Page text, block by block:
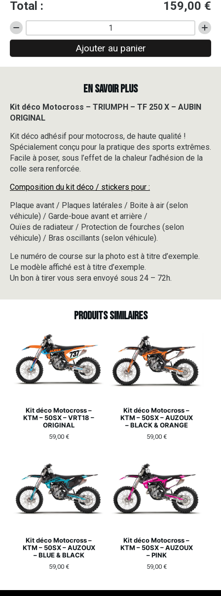
Total : 159,00 €
quantité
de
déco
Motocross
TF
250
-
AUBIN
ORIGINAL
Ajouter au panier
EN SAVOIR PLUS
Kit déco Motocross – TRIUMPH – TF 250 X – AUBIN
ORIGINAL
Kit déco adhésif pour motocross, de haute qualité !
Spécialement conçu pour la pratique des sports extrêmes.
Facile à poser, sous l’effet de la chaleur l’adhésion de la
colle sera renforcée.
Composition du kit déco / stickers pour :
Plaque avant / Plaques latérales / Boite à air (selon
véhicule) / Garde-boue avant et arrière /
Ouïes de radiateur / Protection de fourches (selon
véhicule) / Bras oscillants (selon véhicule).
Le numéro de course sur la photo est à titre d’exemple.
Le modèle affiché est à titre d’exemple.
Un bon à tirer vous sera envoyé sous 24 – 72h.
Produits similaires
Kit déco Motocross –
KTM – 50SX – VRT18 –
ORIGINAL
59,00 €
Kit déco Motocross –
KTM – 50SX – AUZOUX
– BLACK & ORANGE
59,00 €
Kit déco Motocross –
KTM – 50SX – AUZOUX
– BLUE & BLACK
59,00 €
Kit déco Motocross –
KTM – 50SX – AUZOUX
– PINK
59,00 €